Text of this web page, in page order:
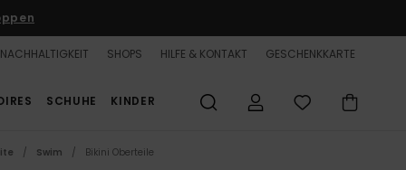
NACHHALTIGKEIT SHOPS HILFE & KONTAKT GESCHENKKARTE
SCHUHE KINDER
Swim Bikini Oberteile